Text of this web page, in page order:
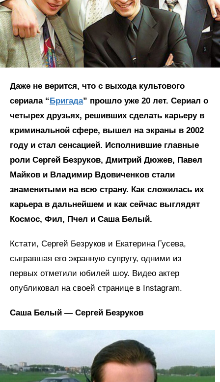
Даже не верится, что с выхода культового
сериала “ Бригада” прошло уже 20 лет. Сериал о
четырех друзьях, решивших сделать карьеру в
криминальной сфере, вышел на экраны в 2002
году и стал сенсацией. Исполнившие главные
роли Сергей Безруков, Дмитрий Дюжев, Павел
Майков и Владимир Вдовиченков стали
знаменитыми на всю страну. Как сложилась их
карьера в дальнейшем и как сейчас выглядят
Космос, Фил, Пчел и Саша Белый.
Кстати, Сергей Безруков и Екатерина Гусева,
сыгравшая его экранную супругу, одними из
первых отметили юбилей шоу. Видео актер
опубликовал на своей странице в Instagram.
Саша Белый — Сергей Безруков